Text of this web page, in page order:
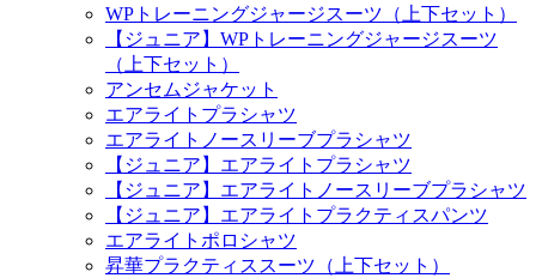
WPトレーニングジャージスーツ（上下セット）
【ジュニア】WPトレーニングジャージスーツ
（上下セット）
アンセムジャケット
エアライトプラシャツ
エアライトノースリーブプラシャツ
【ジュニア】エアライトプラシャツ
【ジュニア】エアライトノースリーブプラシャツ
【ジュニア】エアライトプラクティスパンツ
エアライトポロシャツ
昇華プラクティススーツ（上下セット）